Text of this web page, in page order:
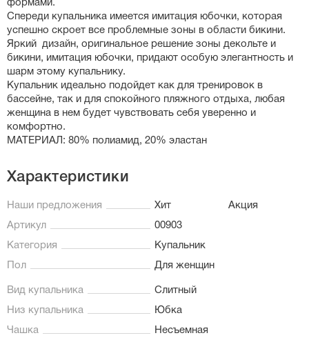
формами.
Спереди купальника имеется имитация юбочки, которая
успешно скроет все проблемные зоны в области бикини.
Яркий дизайн, оригинальное решение зоны декольте и
бикини, имитация юбочки, придают особую элегантность и
шарм этому купальнику.
Купальник идеально подойдет как для тренировок в
бассейне, так и для спокойного пляжного отдыха, любая
женщина в нем будет чувствовать себя уверенно и
комфортно.
МАТЕРИАЛ: 80% полиамид, 20% эластан
Характеристики
Наши предложения Хит Акция
Артикул 00903
Категория Купальник
Пол Для женщин
Вид купальника Слитный
Низ купальника Юбка
Чашка Несъемная